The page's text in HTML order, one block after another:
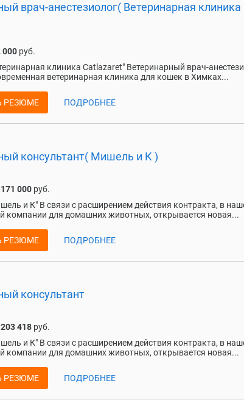
врач-анестезиолог( Ветеринарная клиника
000 руб.
клиника Catlazaret" Ветеринарный врач-
ветеринарная клиника для кошек в Химках...
РЕЗЮМЕ ПОДРОБНЕЕ
консультант( Мишель и К )
171 000 руб.
и К" В связи с расширением действия контракта, в
компании для домашних животных, открывается новая...
РЕЗЮМЕ ПОДРОБНЕЕ
консультант
203 418 руб.
и К" В связи с расширением действия контракта, в
компании для домашних животных, открывается новая...
РЕЗЮМЕ ПОДРОБНЕЕ